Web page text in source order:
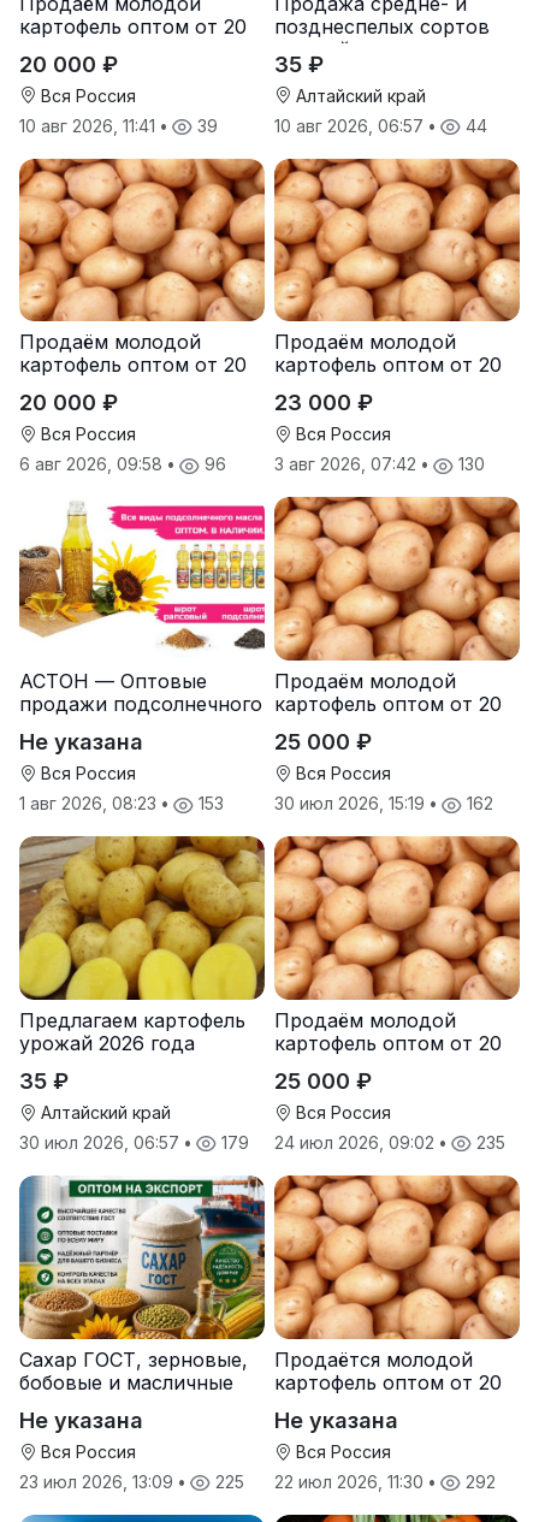
картофель оптом от 20
20 000 ₽
Вся Россия
10 авг 2026, 11:41 • 39
позднеспелых сортов
овощей в августе
35 ₽
Алтайский край
10 авг 2026, 06:57 • 44
Продаём молодой
картофель оптом от 20
20 000 ₽
Вся Россия
6 авг 2026, 09:58 • 96
Продаём молодой
картофель оптом от 20
23 000 ₽
Вся Россия
3 авг 2026, 07:42 • 130
АСТОН — Оптовые
продажи подсолнечного
Экспорт
Не указана
Вся Россия
1 авг 2026, 08:23 • 153
Продаём молодой
картофель оптом от 20
25 000 ₽
Вся Россия
30 июл 2026, 15:19 • 162
Предлагаем картофель
урожай 2026 года
35 ₽
Алтайский край
30 июл 2026, 06:57 • 179
Продаём молодой
картофель оптом от 20
25 000 ₽
Вся Россия
24 июл 2026, 09:02 • 235
Сахар ГОСТ, зерновые,
бобовые и масличные
Не указана
Вся Россия
23 июл 2026, 13:09 • 225
Продаётся молодой
картофель оптом от 20
Не указана
Вся Россия
22 июл 2026, 11:30 • 292